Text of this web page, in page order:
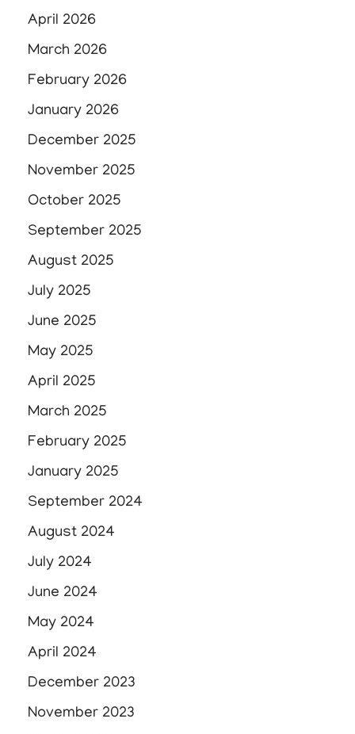
April 2026
March 2026
February 2026
January 2026
December 2025
November 2025
October 2025
September 2025
August 2025
July 2025
June 2025
May 2025
April 2025
March 2025
February 2025
January 2025
September 2024
August 2024
July 2024
June 2024
May 2024
April 2024
December 2023
November 2023